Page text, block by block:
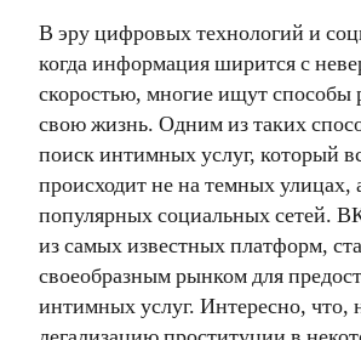
В эру цифровых технологий и
когда информация ширится с
скоростью, многие ищут способы
свою жизнь. Одним из таких
поиск интимных услуг, который
происходит не на темных улицах,
популярных социальных сетей.
из самых известных платформ,
своеобразным рынком для
интимных услуг. Интересно, что,